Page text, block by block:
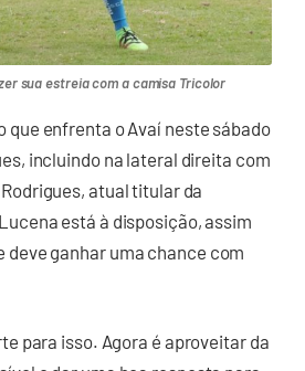
sua estreia com a camisa Tricolor
que enfrenta o Avaí neste sábado
incluindo na lateral direita com
atual titular da
está à disposição, assim
deve ganhar uma chance com
para isso. Agora é aproveitar da